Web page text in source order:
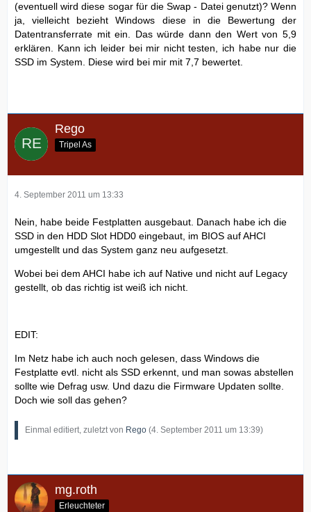
(eventuell wird diese sogar für die Swap - Datei genutzt)? Wenn
ja, vielleicht bezieht Windows diese in die Bewertung der
Datentransferrate mit ein. Das würde dann den Wert von 5,9
erklären. Kann ich leider bei mir nicht testen, ich habe nur die
SSD im System. Diese wird bei mir mit 7,7 bewertet.
Rego
Tripel As
4. September 2011 um 13:33
Nein, habe beide Festplatten ausgebaut. Danach habe ich die
SSD in den HDD Slot HDD0 eingebaut, im BIOS auf AHCI
umgestellt und das System ganz neu aufgesetzt.
Wobei bei dem AHCI habe ich auf Native und nicht auf Legacy
gestellt, ob das richtig ist weiß ich nicht.
EDIT:
Im Netz habe ich auch noch gelesen, dass Windows die
Festplatte evtl. nicht als SSD erkennt, und man sowas abstellen
sollte wie Defrag usw. Und dazu die Firmware Updaten sollte.
Doch wie soll das gehen?
Einmal editiert, zuletzt von Rego (4. September 2011 um 13:39)
mg.roth
Erleuchteter